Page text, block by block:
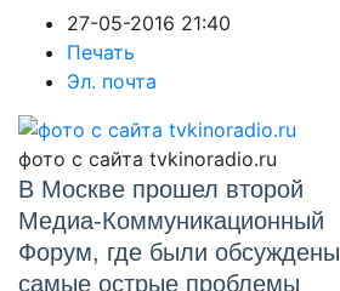
27-05-2016 21:40
Печать
Эл. почта
фото с сайта tvkinoradio.ru
В Москве прошел второй
Медиа-Коммуникационный
Форум, где были обсуждены
самые острые проблемы